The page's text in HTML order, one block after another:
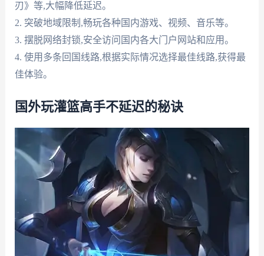
刃》等,大幅降低延迟。
2. 突破地域限制,畅玩各种国内游戏、视频、音乐等。
3. 摆脱网络封锁,安全访问国内各大门户网站和应用。
4. 使用多条回国线路,根据实际情况选择最佳线路,获得最
佳体验。
国外玩灌篮高手不延迟的秘诀